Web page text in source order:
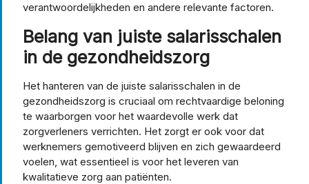
verantwoordelijkheden en andere relevante factoren.
Belang van juiste salarisschalen
in de gezondheidszorg
Het hanteren van de juiste salarisschalen in de
gezondheidszorg is cruciaal om rechtvaardige beloning
te waarborgen voor het waardevolle werk dat
zorgverleners verrichten. Het zorgt er ook voor dat
werknemers gemotiveerd blijven en zich gewaardeerd
voelen, wat essentieel is voor het leveren van
kwalitatieve zorg aan patiënten.